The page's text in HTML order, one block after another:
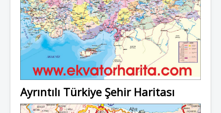
Ayrıntılı Türkiye Şehir Haritası